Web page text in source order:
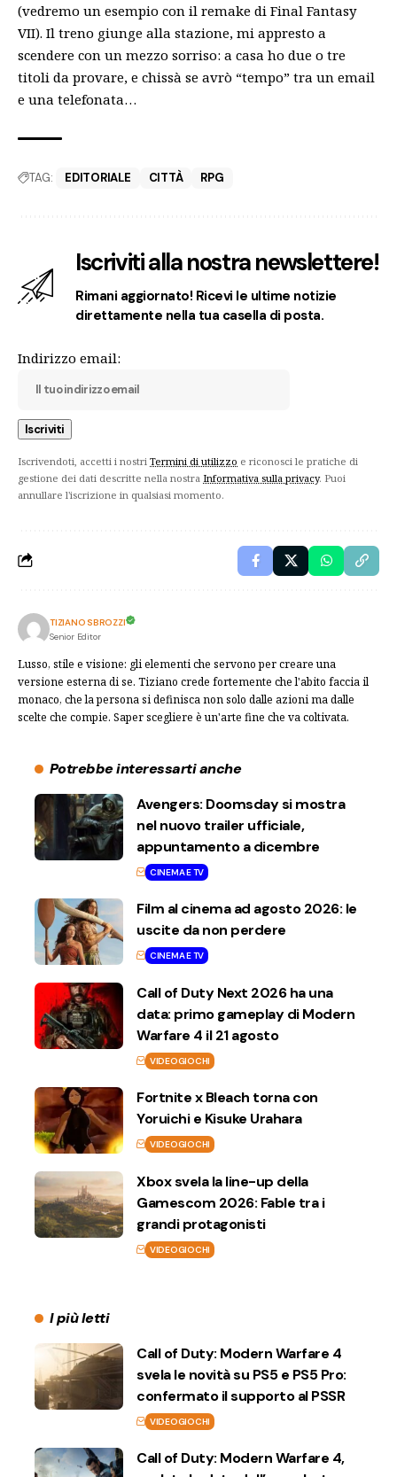
(vedremo un esempio con il remake di Final Fantasy
VII). Il treno giunge alla stazione, mi appresto a
scendere con un mezzo sorriso: a casa ho due o tre
titoli da provare, e chissà se avrò “tempo” tra un email
e una telefonata…
TAG: EDITORIALE CITTÀ RPG
Iscriviti alla nostra newslettere!
Rimani aggiornato! Ricevi le ultime notizie
direttamente nella tua casella di posta.
Indirizzo email:
Iscrivendoti, accetti i nostri Termini di utilizzo e riconosci le pratiche di
gestione dei dati descritte nella nostra Informativa sulla privacy. Puoi
annullare l'iscrizione in qualsiasi momento.
TIZIANO SBROZZI
Senior Editor
Lusso, stile e visione: gli elementi che servono per creare una
versione esterna di se. Tiziano crede fortemente che l'abito faccia il
monaco, che la persona si definisca non solo dalle azioni ma dalle
scelte che compie. Saper scegliere è un'arte fine che va coltivata.
Potrebbe interessarti anche
Avengers: Doomsday si mostra
nel nuovo trailer ufficiale,
appuntamento a dicembre
CINEMA E TV
Film al cinema ad agosto 2026: le
uscite da non perdere
CINEMA E TV
Call of Duty Next 2026 ha una
data: primo gameplay di Modern
Warfare 4 il 21 agosto
VIDEOGIOCHI
Fortnite x Bleach torna con
Yoruichi e Kisuke Urahara
VIDEOGIOCHI
Xbox svela la line-up della
Gamescom 2026: Fable tra i
grandi protagonisti
VIDEOGIOCHI
I più letti
Call of Duty: Modern Warfare 4
svela le novità su PS5 e PS5 Pro:
confermato il supporto al PSSR
VIDEOGIOCHI
Call of Duty: Modern Warfare 4,